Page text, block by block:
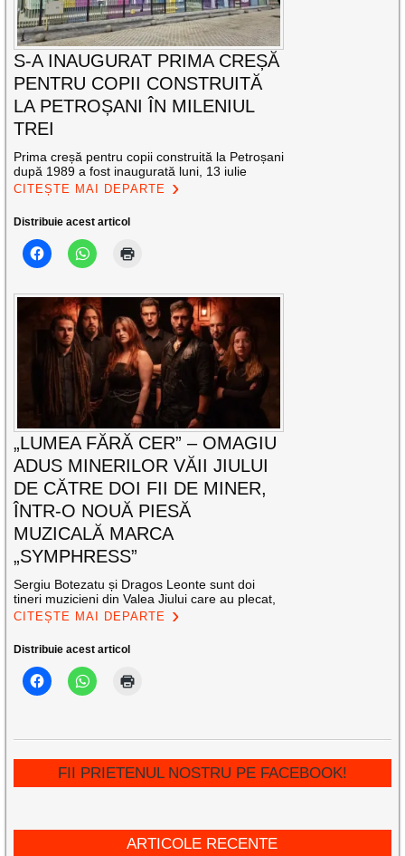
S-A INAUGURAT PRIMA CREȘĂ
PENTRU COPII CONSTRUITĂ
LA PETROȘANI ÎN MILENIUL
TREI
Prima creșă pentru copii construită la Petroșani
după 1989 a fost inaugurată luni, 13 iulie
CITEȘTE MAI DEPARTE
Distribuie acest articol
„LUMEA FĂRĂ CER” – OMAGIU
ADUS MINERILOR VĂII JIULUI
DE CĂTRE DOI FII DE MINER,
ÎNTR-O NOUĂ PIESĂ
MUZICALĂ MARCA
„SYMPHRESS”
Sergiu Botezatu și Dragos Leonte sunt doi
tineri muzicieni din Valea Jiului care au plecat,
CITEȘTE MAI DEPARTE
Distribuie acest articol
FII PRIETENUL NOSTRU PE FACEBOOK!
ARTICOLE RECENTE